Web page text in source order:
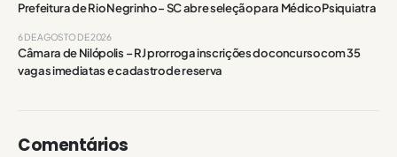
Prefeitura de Rio Negrinho – SC abre seleção para Médico Psiquiatra
Câmara de Nilópolis – RJ prorroga inscrições do concurso com 35
vagas imediatas e cadastro de reserva
6 DE AGOSTO DE 2026
Comentários